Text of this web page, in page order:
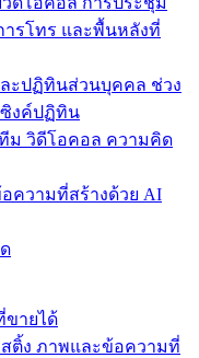
รโทร และพื้นหลังที่
ะปฏิทินส่วนบุคคล ช่วง
ซิงค์ปฏิทิน
ม วิดีโอคอล ความคิด
ความที่สร้างด้วย AI
ขายได้
สติ้ง ภาพและข้อความที่